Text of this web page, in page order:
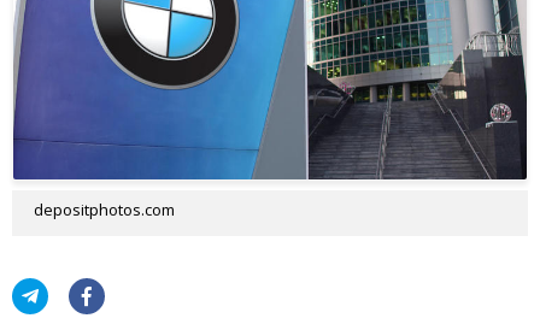
depositphotos.com